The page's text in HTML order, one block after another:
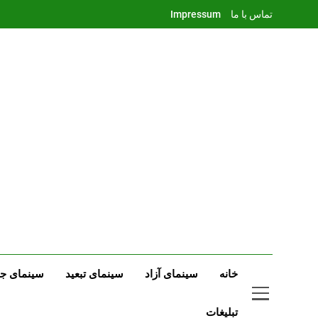
تماس با ما Impressum
خانه سینمای آزاد سینمای تبعید سینمای
تبلیغات